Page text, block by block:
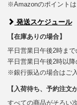
※Amazonのポイントは
発送スケジュール
【在庫ありの場合】
平日営業日午後2時ま
平日営業日午後2時以
※銀行振込の場合はご
【入荷待ち、予約注文
すべての商品がそろい